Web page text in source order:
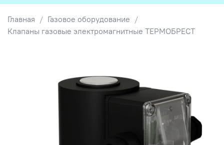
Главная
Газовое оборудование
Клапаны газовые электромагнитные ТЕРМОБРЕСТ